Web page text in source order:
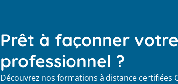
Prêt à façonner
professionnel ?
Découvrez nos formations à distance certifiées